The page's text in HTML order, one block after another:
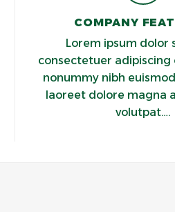
COMPANY
Lorem ipsum dolor
consectetuer adipiscing
nonummy nibh
laoreet dolore magna
volutpat….